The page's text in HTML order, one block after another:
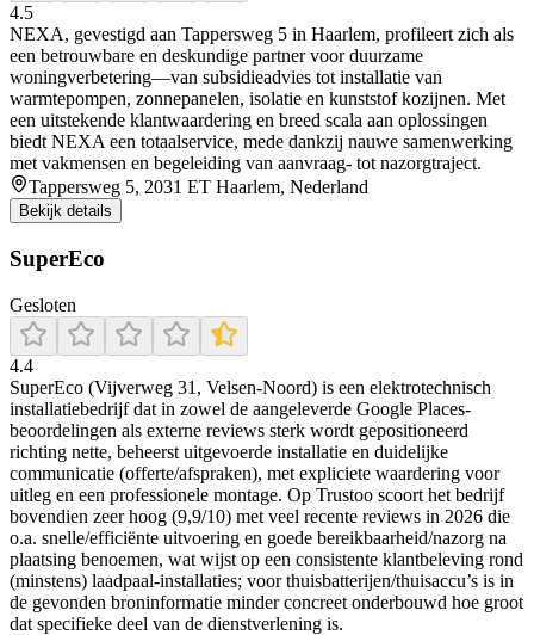
4.5
NEXA, gevestigd aan Tappersweg 5 in Haarlem, profileert zich als
een betrouwbare en deskundige partner voor duurzame
woningverbetering—van subsidieadvies tot installatie van
warmtepompen, zonnepanelen, isolatie en kunststof kozijnen. Met
een uitstekende klantwaardering en breed scala aan oplossingen
biedt NEXA een totaalservice, mede dankzij nauwe samenwerking
met vakmensen en begeleiding van aanvraag- tot nazorgtraject.
Tappersweg 5, 2031 ET Haarlem, Nederland
Bekijk details
SuperEco
Gesloten
4.4
SuperEco (Vijverweg 31, Velsen-Noord) is een elektrotechnisch
installatiebedrijf dat in zowel de aangeleverde Google Places-
beoordelingen als externe reviews sterk wordt gepositioneerd
richting nette, beheerst uitgevoerde installatie en duidelijke
communicatie (offerte/afspraken), met expliciete waardering voor
uitleg en een professionele montage. Op Trustoo scoort het bedrijf
bovendien zeer hoog (9,9/10) met veel recente reviews in 2026 die
o.a. snelle/efficiënte uitvoering en goede bereikbaarheid/nazorg na
plaatsing benoemen, wat wijst op een consistente klantbeleving rond
(minstens) laadpaal-installaties; voor thuisbatterijen/thuisaccu’s is in
de gevonden broninformatie minder concreet onderbouwd hoe groot
dat specifieke deel van de dienstverlening is.